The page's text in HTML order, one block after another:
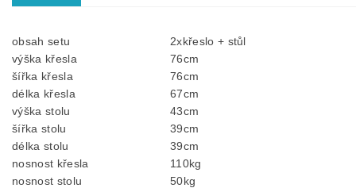
obsah setu
2xkřeslo + stůl
výška křesla
76cm
šířka křesla
76cm
délka křesla
67cm
výška stolu
43cm
šířka stolu
39cm
délka stolu
39cm
nosnost křesla
110kg
nosnost stolu
50kg